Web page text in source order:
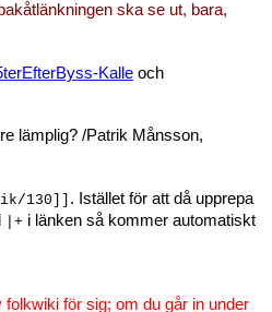
ska se ut, bara,
Kalle och
lämplig? /Patrik Månsson,
130]] . Istället för att då upprepa
|+ i länken så kommer automatiskt
för sig; om du går in under